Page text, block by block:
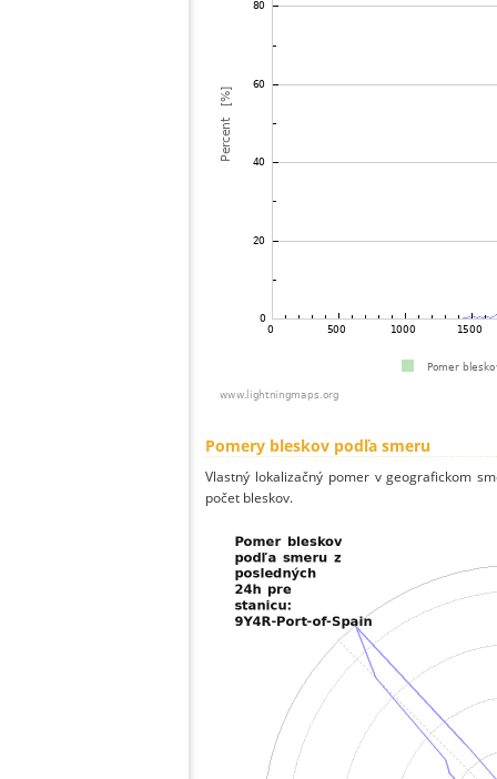
Pomery bleskov podľa smeru
Vlastný lokalizačný pomer v geografickom
počet bleskov.